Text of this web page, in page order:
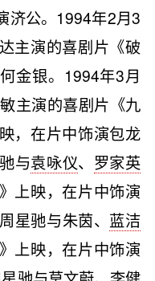
济公。1994年2月3
主演的喜剧片《破
金银。1994年3月
主演的喜剧片《九
，在片中饰演包龙
与袁咏仪、 罗家英
上映，在片中饰演
星驰与朱茵、 蓝洁
上映，在片中饰演